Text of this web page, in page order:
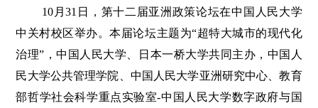
10月31日，第十二届亚洲政策论坛在中国人民大学
中关村校区举办。本届论坛主题为“超特大城市的现代化
治理”，中国人民大学、日本一桥大学共同主办，中国人
民大学公共管理学院、中国人民大学亚洲研究中心、教育
部哲学社会科学重点实验室-中国人民大学数字政府与国